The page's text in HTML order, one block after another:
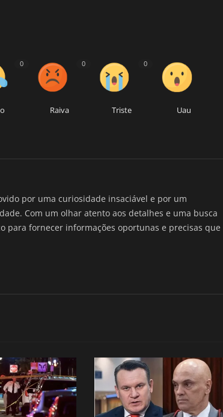
0
Raiva
0
Triste
0
Uau
por uma curiosidade insaciável e por um
Com um olhar atento aos detalhes e uma busca
para fornecer informações oportunas e precisas que